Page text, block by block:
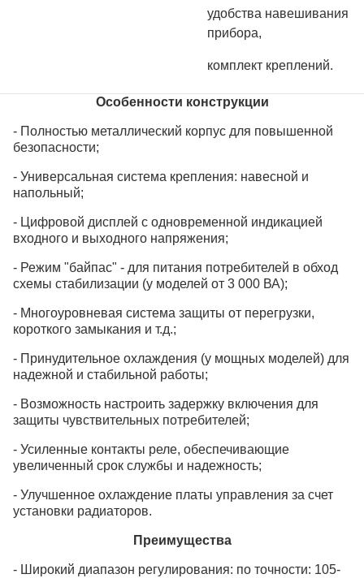
удобства навешивания
прибора,
комплект креплений.
Особенности конструкции
- Полностью металлический корпус для повышенной
безопасности;
- Универсальная система крепления: навесной и
напольный;
- Цифровой дисплей с одновременной индикацией
входного и выходного напряжения;
- Режим "байпас" - для питания потребителей в обход
схемы стабилизации (у моделей от 3 000 ВА);
- Многоуровневая система защиты от перегрузки,
короткого замыкания и т.д.;
- Принудительное охлаждения (у мощных моделей) для
надежной и стабильной работы;
- Возможность настроить задержку включения для
защиты чувствительных потребителей;
- Усиленные контакты реле, обеспечивающие
увеличенный срок службы и надежность;
- Улучшенное охлаждение платы управления за счет
установки радиаторов.
Преимущества
- Широкий диапазон регулирования: по точности: 105-